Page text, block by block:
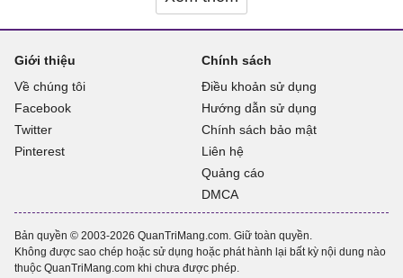
Giới thiệu
Về chúng tôi
Facebook
Twitter
Pinterest
Chính sách
Điều khoản sử dụng
Hướng dẫn sử dụng
Chính sách bảo mật
Liên hệ
Quảng cáo
DMCA
Bản quyền © 2003-2026 QuanTriMang.com. Giữ toàn quyền.
Không được sao chép hoặc sử dụng hoặc phát hành lại bất kỳ nội dung nào
thuộc QuanTriMang.com khi chưa được phép.